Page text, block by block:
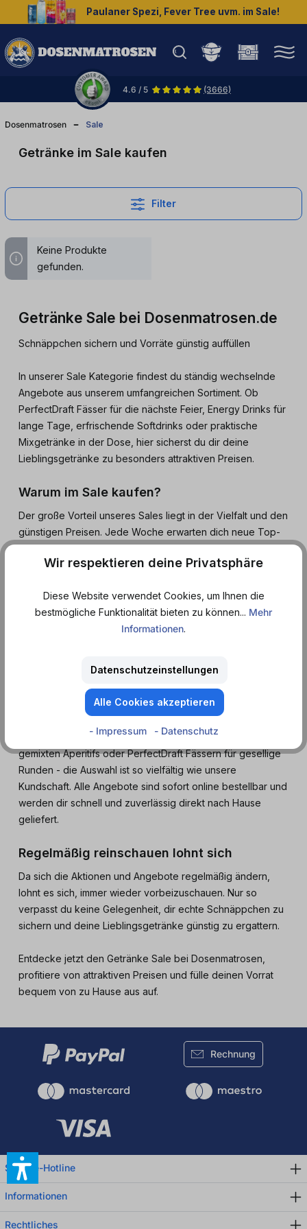
springen Paulaner Spezi, Fever Tree uvm. im Sale!
4.6 / 5 (3666)
Dosenmatrosen Sale
Getränke im Sale kaufen
Filter
Keine Produkte
gefunden.
Getränke Sale bei Dosenmatrosen.de
Schnäppchen sichern und Vorräte günstig auffüllen
In unserer Sale Kategorie findest du ständig wechselnde
Angebote aus unserem umfangreichen Sortiment. Ob
PerfectDraft Fässer für die nächste Feier, Energy Drinks für
lange Tage, erfrischende Softdrinks oder praktische
Mixgetränke in der Dose, hier sicherst du dir deine
Lieblingsgetränke zu besonders attraktiven Preisen.
Warum im Sale kaufen?
Der große Vorteil unseres Sales liegt in der Vielfalt und den
günstigen Preisen. Jede Woche erwarten dich neue Top-
Deals, sodass es sich lohnt, regelmäßig vorbeizuschauen.
So sparst du bares Geld, entdeckst spannende Neuheiten,
deine Vorräte clever auffüllen. Egal, ob du Getränke für
den Alltag, für den Sport, für Gaming-Nächte oder für die
nächste Party suchst - im Sale von Dosenmatrosen findest
Unser Sale deckt viele Kategorien ab. Von Energy Drinks in
den erfrischenden Genuss zwischendurch bis hin zu fertig
gemixten Aperitifs oder PerfectDraft Fässern für gesellige
Runden - die Auswahl ist so vielfältig wie unsere
Kundschaft. Alle Angebote sind sofort online bestellbar und
werden dir schnell und zuverlässig direkt nach Hause
geliefert.
Regelmäßig reinschauen lohnt sich
Da sich die Aktionen und Angebote regelmäßig ändern,
lohnt es sich, immer wieder vorbeizuschauen. Nur so
verpasst du keine Gelegenheit, dir echte Schnäppchen zu
sichern und deine Lieblingsgetränke günstig zu ergattern.
Entdecke jetzt den Getränke Sale bei Dosenmatrosen,
profitiere von attraktiven Preisen und fülle deinen Vorrat
bequem von zu Hause aus auf.
Rechnung
Service-Hotline
Informationen
Rechtliches
Wir respektieren deine Privatsphäre
Diese Website verwendet Cookies, um Ihnen die
bestmögliche Funktionalität bieten zu können... Mehr
Informationen.
Datenschutzeinstellungen
Alle Cookies akzeptieren
- Impressum - Datenschutz